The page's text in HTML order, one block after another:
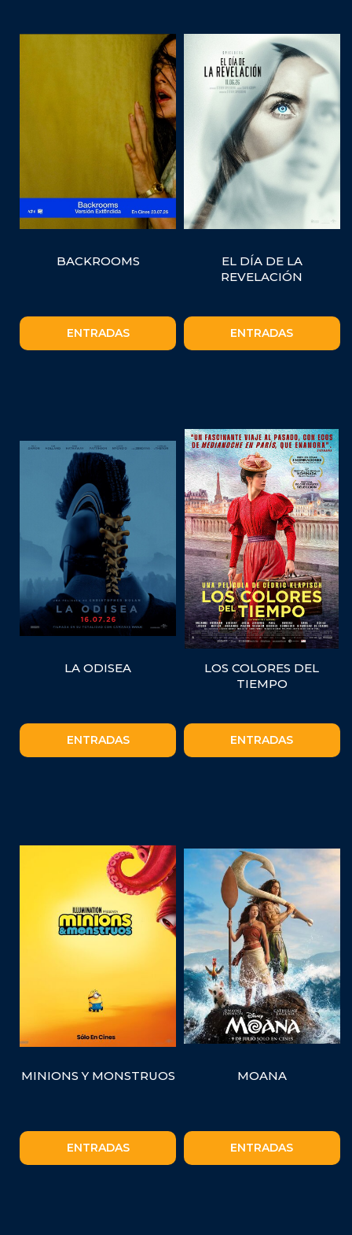
BACKROOMS
ENTRADAS
EL DÍA DE LA
REVELACIÓN
ENTRADAS
LA ODISEA
ENTRADAS
LOS COLORES DEL
TIEMPO
ENTRADAS
MINIONS Y MONSTRUOS
ENTRADAS
MOANA
ENTRADAS